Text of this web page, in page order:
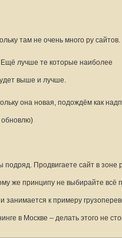
там не очень много ру сайтов.
лучше те которые наиболее
выше и лучше.
она новая, подождём как
обновлю)
Продвигаете сайт в зоне
же принципу не выбирайте всё
занимается к примеру
в Москве – делать этого не